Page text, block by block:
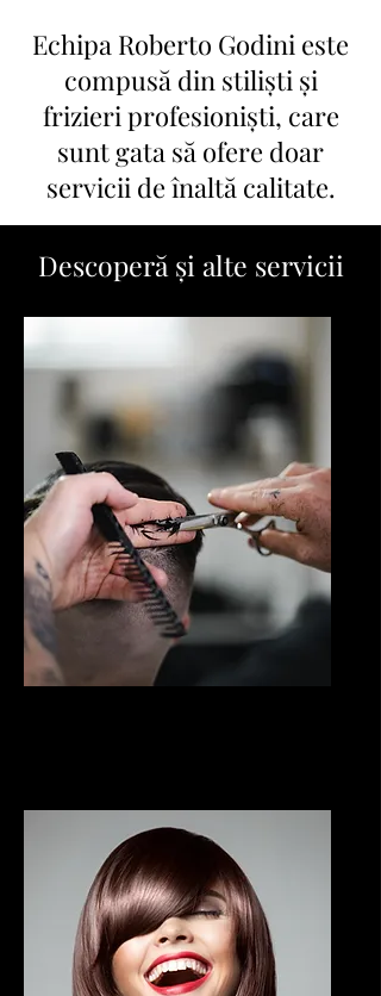
Echipa Roberto Godini este
compusă din stiliști și
frizieri profesioniști, care
sunt gata să ofere doar
servicii de înaltă calitate.
Descoperă și alte servicii